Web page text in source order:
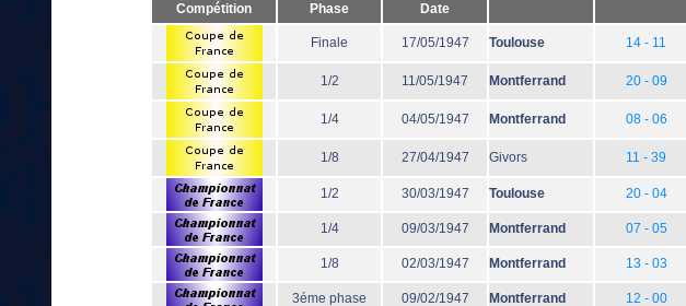
Compétition Phase Date
Finale 17/05/1947 Toulouse 14 - 11
1/2 11/05/1947 Montferrand 20 - 09
1/4 04/05/1947 Montferrand 08 - 06
1/8 27/04/1947 Givors 11 - 39
1/2 30/03/1947 Toulouse 20 - 04
1/4 09/03/1947 Montferrand 07 - 05
1/8 02/03/1947 Montferrand 13 - 03
3éme phase 09/02/1947 Montferrand 12 - 00